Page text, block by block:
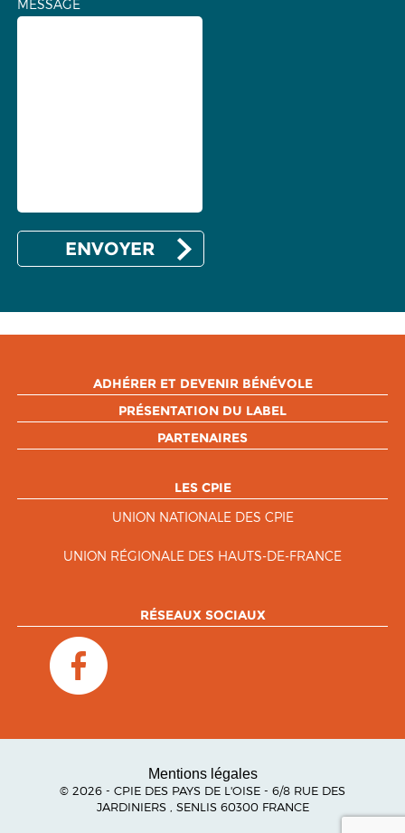
MESSAGE
ADHÉRER ET DEVENIR BÉNÉVOLE
PRÉSENTATION DU LABEL
PARTENAIRES
LES CPIE
UNION NATIONALE DES CPIE
UNION RÉGIONALE DES HAUTS-DE-FRANCE
RÉSEAUX SOCIAUX
Mentions légales
© 2026 - CPIE DES PAYS DE L'OISE - 6/8 RUE DES
JARDINIERS , SENLIS 60300 FRANCE